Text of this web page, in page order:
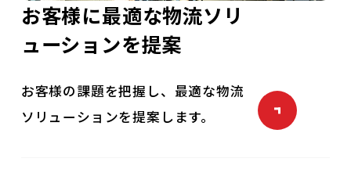
お客様に最適な物流ソリ
ューションを提案
お客様の課題を把握し、最適な物流
ソリューションを提案します。